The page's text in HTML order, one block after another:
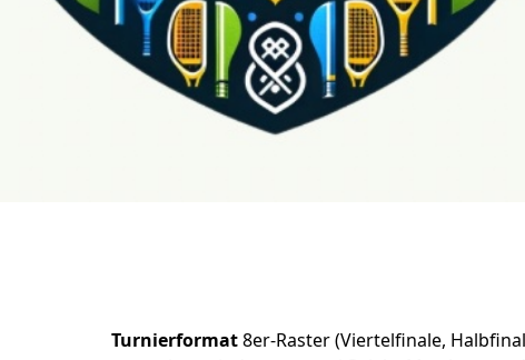
Turnierformat8er-Raster (Viertelfinale,